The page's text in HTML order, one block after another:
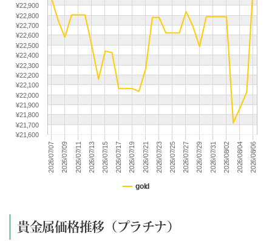
(07/19) 買取相場更新 GOLD(±0)PLATINUM(±0)
(07/18) 買取相場更新 GOLD(±0)PLATINUM(±0)
(07/17) 買取相場更新 GOLD(
)PLATINUM( -339)
(07/16) 買取相場更新 GOLD(
)PLATINUM(
(07/15) 買取相場更新 GOLD(+283)PLATINUM(+288)
(07/14) 買取相場更新 GOLD(-338)PLATINUM(
(07/13) 買取相場更新 GOLD(-309)PLATINUM(-25)
(07/12) 買取相場更新 GOLD(±0)PLATINUM(±0)
(07/11) 買取相場更新 GOLD(±0)PLATINUM(±0)
(07/10) 買取相場更新 GOLD(
+225 )PLATINUM(+113
(07/09) 買取相場更新 GOLD(
-173 )PLATINUM(-223)
(07/08) 買取相場更新 GOLD(-226)PLATINUM(
(07/05) 買取相場更新 GOLD(±0)PLATINUM(±0)
gold
2026/07/07 2026/07/09 2026/07/11 2026/07/13 2026/07/15 2026/07/17 2026/07/19 2026/07/21 2026/07/23 2026/07/25 2026/07/27 2026/07/29 2026/07/31 2026/08/02 2026/08/04 2026/08/06
¥21,600
¥21,700
¥21,800
¥21,900
¥22,000
¥22,100
¥22,200
¥22,300
¥22,400
¥22,500
¥22,600
¥22,700
¥22,800
¥22,900
貴金属価格推移（プラチナ）